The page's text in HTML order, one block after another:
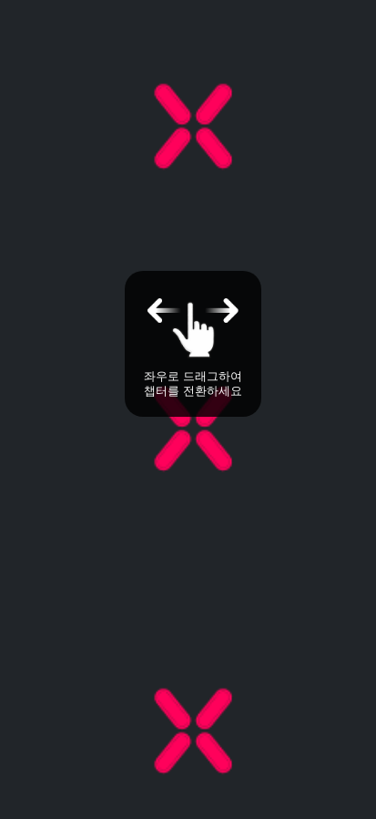
좌우로 드래그하여
챕터를 전환하세요